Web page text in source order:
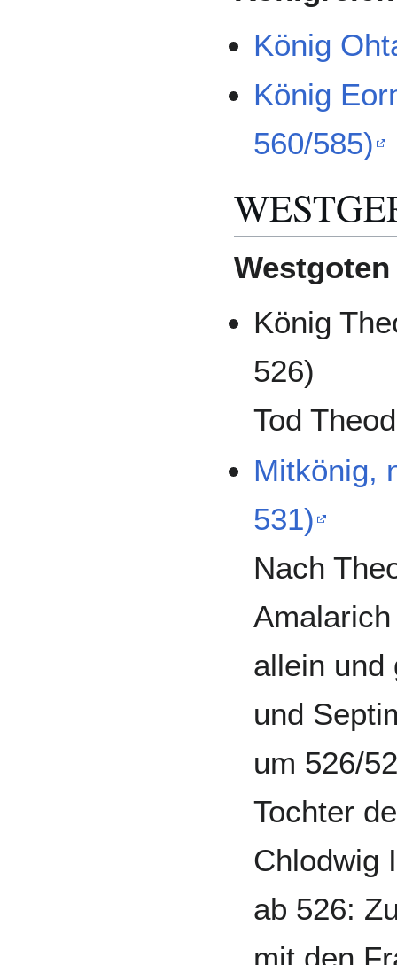
König
König
560/585)
Westgoten
König
526)
Tod
Mitkönig,
531)
Nach
allein und
und
um 526/
Tochter
Chlodwig
ab 526:
mit den